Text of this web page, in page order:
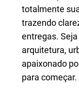
totalmente
trazendo
entregas.
arquitetura,
apaixonado
para começar.